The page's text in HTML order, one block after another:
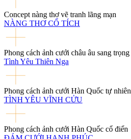
Concept nàng thơ vẽ tranh lãng mạn
NÀNG THƠ CỔ TÍCH
Phong cách ảnh cưới châu âu sang trọng
Tình Yêu Thiên Nga
Phong cách ảnh cưới Hàn Quốc tự nhiên
TÌNH YÊU VĨNH CỬU
Phong cách ảnh cưới Hàn Quốc cổ điển